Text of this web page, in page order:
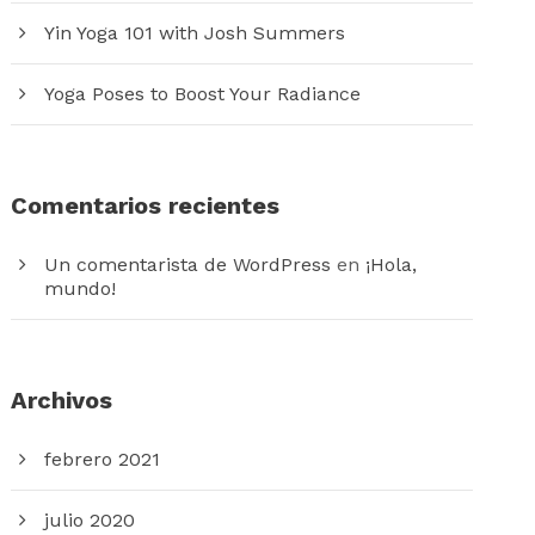
Yin Yoga 101 with Josh Summers
Yoga Poses to Boost Your Radiance
Comentarios recientes
Un comentarista de WordPress en ¡Hola,
mundo!
Archivos
febrero 2021
julio 2020